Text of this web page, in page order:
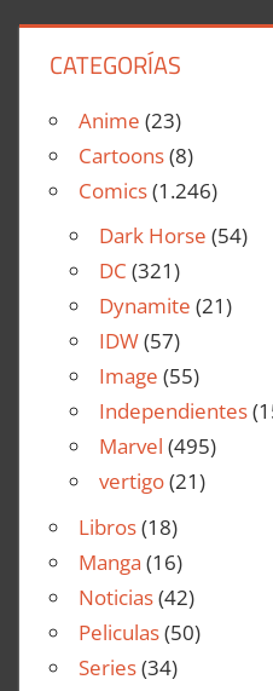
CATEGORÍAS
Anime (23)
Cartoons(8)
Comics(1.246)
Dark Horse (54)
DC (321)
Dynamite (21)
IDW(57)
Image (55)
Independientes
Marvel (495)
vertigo(21)
Libros(18)
Manga (16)
Noticias(42)
Peliculas(50)
Series(34)